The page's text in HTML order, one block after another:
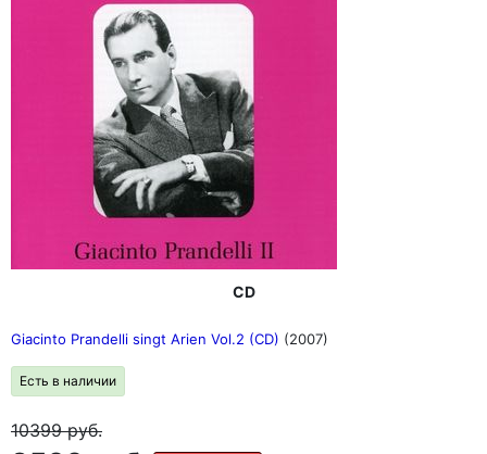
CD
Giacinto Prandelli singt Arien Vol.2 (CD) (2007)
Есть в наличии
10399руб.